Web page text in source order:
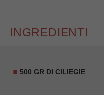
INGREDIENTI
500 GR DI CILIEGIE